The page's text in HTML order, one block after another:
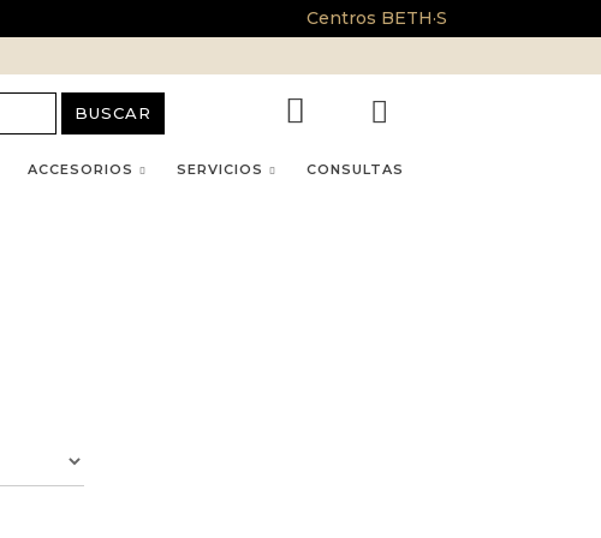
Centros BETH·S
BUSCAR
ACCESORIOS SERVICIOS CONSULTAS